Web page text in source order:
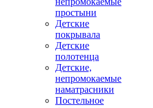
простыни
Детские
покрывала
Детские
полотенца
Детские,
непромокаемые
наматрасники
Постельное